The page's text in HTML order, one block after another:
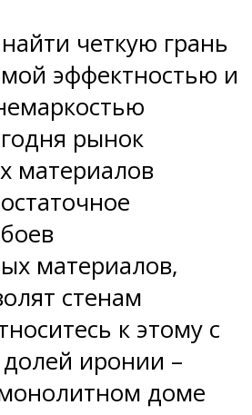
четкую грань
эффектностью и
рынок
материалов
материалов,
стенам
к этому с
иронии –
доме